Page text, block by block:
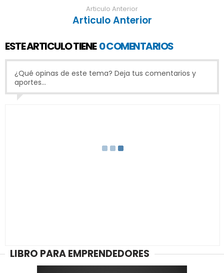
Articulo Anterior
Articulo Anterior
ESTE ARTICULO TIENE 0 COMENTARIOS
¿Qué opinas de este tema? Deja tus comentarios y
aportes...
LIBRO PARA EMPRENDEDORES